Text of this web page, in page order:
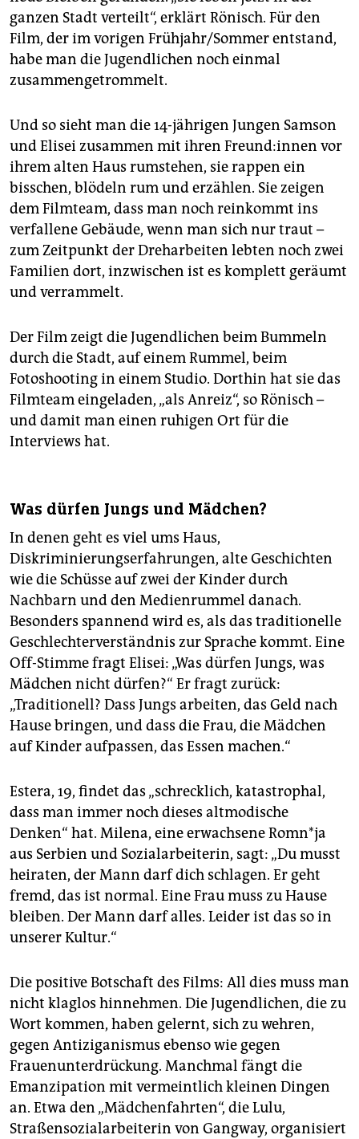
ganzen Stadt verteilt“, erklärt Rönisch. Für den
Film, der im vorigen Frühjahr/Sommer entstand,
habe man die Jugendlichen noch einmal
zusammengetrommelt.
Und so sieht man die 14-jährigen Jungen Samson
und Elisei zusammen mit ihren Freun­d:in­nen vor
ihrem alten Haus rumstehen, sie rappen ein
bisschen, blödeln rum und erzählen. Sie zeigen
dem Filmteam, dass man noch reinkommt ins
verfallene Gebäude, wenn man sich nur traut –
zum Zeitpunkt der Dreharbeiten lebten noch zwei
Familien dort, inzwischen ist es komplett geräumt
und verrammelt.
Der Film zeigt die Jugendlichen beim Bummeln
durch die Stadt, auf einem Rummel, beim
Fotoshooting in einem Studio. Dorthin hat sie das
Filmteam eingeladen, „als Anreiz“, so Rönisch –
und damit man einen ruhigen Ort für die
Interviews hat.
Was dürfen Jungs und Mädchen?
In denen geht es viel ums Haus,
Diskriminierungserfahrungen, alte Geschichten
wie die Schüsse auf zwei der Kinder durch
Nachbarn und den Medienrummel danach.
Besonders spannend wird es, als das traditionelle
Geschlechterverständnis zur Sprache kommt. Eine
Off-Stimme fragt Elisei: „Was dürfen Jungs, was
Mädchen nicht dürfen?“ Er fragt zurück:
„Traditionell? Dass Jungs arbeiten, das Geld nach
Hause bringen, und dass die Frau, die Mädchen
auf Kinder aufpassen, das Essen machen.“
Estera, 19, findet das „schrecklich, katastrophal,
dass man immer noch dieses altmodische
Denken“ hat. Milena, eine erwachsene Rom­n*ja
aus Serbien und Sozialarbeiterin, sagt: „Du musst
heiraten, der Mann darf dich schlagen. Er geht
fremd, das ist normal. Eine Frau muss zu Hause
bleiben. Der Mann darf alles. Leider ist das so in
unserer Kultur.“
Die positive Botschaft des Films: All dies muss man
nicht klaglos hinnehmen. Die Jugendlichen, die zu
Wort kommen, haben gelernt, sich zu wehren,
gegen Antiziganismus ebenso wie gegen
Frauenunterdrückung. Manchmal fängt die
Emanzipation mit vermeintlich kleinen Dingen
an. Etwa den „Mädchenfahrten“, die Lulu,
Straßensozialarbeiterin von Gangway, organisiert